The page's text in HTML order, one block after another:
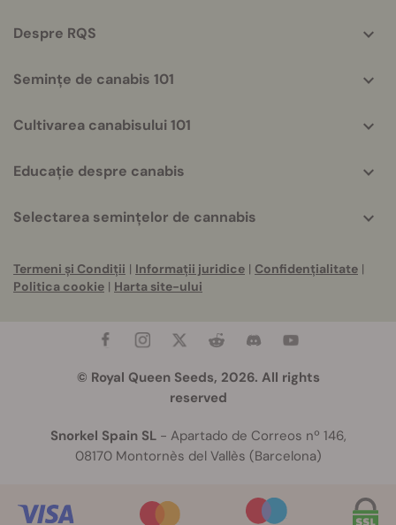
Despre RQS
Semințe de canabis 101
Cultivarea canabisului 101
Educație despre canabis
Selectarea semințelor de cannabis
Termeni și Condiții | Informații juridice | Confidențialitate |
Politica cookie | Harta site-ului
© Royal Queen Seeds, 2026. All rights
reserved
Snorkel Spain SL- Apartado de Correos nº 146,
08170 Montornès del Vallès (Barcelona)